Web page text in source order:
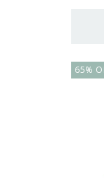
65%